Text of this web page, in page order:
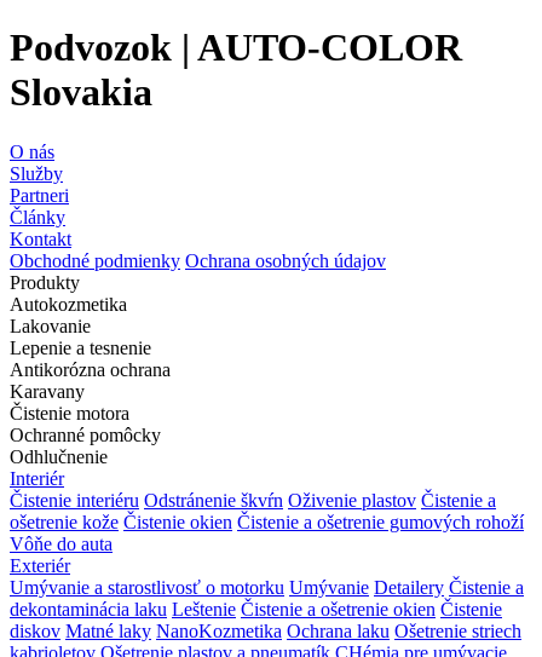
Podvozok | AUTO-COLOR
Slovakia
O nás
Služby
Partneri
Články
Kontakt
Obchodné podmienky Ochrana osobných údajov
Produkty
Autokozmetika
Lakovanie
Lepenie a tesnenie
Antikorózna ochrana
Karavany
Čistenie motora
Ochranné pomôcky
Odhlučnenie
Interiér
Čistenie interiéru Odstránenie škvŕn Oživenie plastov Čistenie a
ošetrenie kože Čistenie okien Čistenie a ošetrenie gumových rohoží
Vôňe do auta
Exteriér
Umývanie a starostlivosť o motorku Umývanie Detailery Čistenie a
dekontaminácia laku Leštenie Čistenie a ošetrenie okien Čistenie
diskov Matné laky NanoKozmetika Ochrana laku Ošetrenie striech
kabrioletov Ošetrenie plastov a pneumatík CHémia pre umývacie